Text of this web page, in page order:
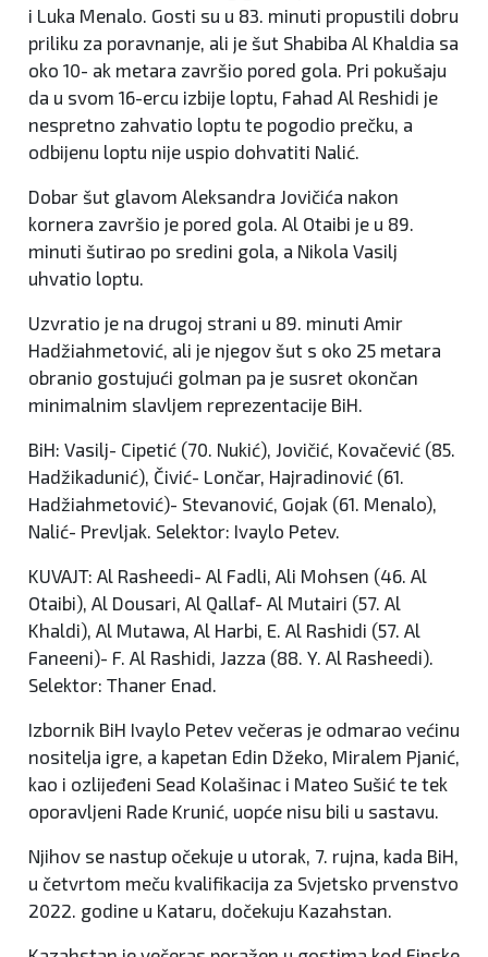
i Luka Menalo. Gosti su u 83. minuti propustili dobru
priliku za poravnanje, ali je šut Shabiba Al Khaldia sa
oko 10- ak metara završio pored gola. Pri pokušaju
da u svom 16-ercu izbije loptu, Fahad Al Reshidi je
nespretno zahvatio loptu te pogodio prečku, a
odbijenu loptu nije uspio dohvatiti Nalić.
Dobar šut glavom Aleksandra Jovičića nakon
kornera završio je pored gola. Al Otaibi je u 89.
minuti šutirao po sredini gola, a Nikola Vasilj
uhvatio loptu.
Uzvratio je na drugoj strani u 89. minuti Amir
Hadžiahmetović, ali je njegov šut s oko 25 metara
obranio gostujući golman pa je susret okončan
minimalnim slavljem reprezentacije BiH.
BiH: Vasilj- Cipetić (70. Nukić), Jovičić, Kovačević (85.
Hadžikadunić), Čivić- Lončar, Hajradinović (61.
Hadžiahmetović)- Stevanović, Gojak (61. Menalo),
Nalić- Prevljak. Selektor: Ivaylo Petev.
KUVAJT: Al Rasheedi- Al Fadli, Ali Mohsen (46. Al
Otaibi), Al Dousari, Al Qallaf- Al Mutairi (57. Al
Khaldi), Al Mutawa, Al Harbi, E. Al Rashidi (57. Al
Faneeni)- F. Al Rashidi, Jazza (88. Y. Al Rasheedi).
Selektor: Thaner Enad.
Izbornik BiH Ivaylo Petev večeras je odmarao većinu
nositelja igre, a kapetan Edin Džeko, Miralem Pjanić,
kao i ozlijeđeni Sead Kolašinac i Mateo Sušić te tek
oporavljeni Rade Krunić, uopće nisu bili u sastavu.
Njihov se nastup očekuje u utorak, 7. rujna, kada BiH,
u četvrtom meču kvalifikacija za Svjetsko prvenstvo
2022. godine u Kataru, dočekuju Kazahstan.